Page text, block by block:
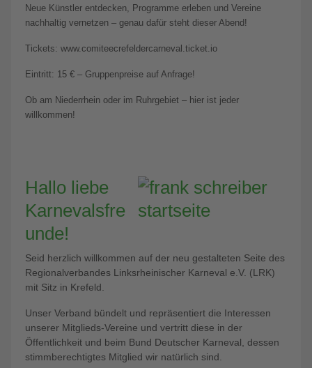
Neue Künstler entdecken, Programme erleben und Vereine
nachhaltig vernetzen – genau dafür steht dieser Abend!
Tickets: www.comiteecrefeldercarneval.ticket.io
Eintritt: 15 € – Gruppenpreise auf Anfrage!
Ob am Niederrhein oder im Ruhrgebiet – hier ist jeder
willkommen!
Hallo liebe
Karnevalsfre
unde!
Seid herzlich willkommen auf der neu gestalteten Seite des
Regionalverbandes Linksrheinischer Karneval e.V. (LRK)
mit Sitz in Krefeld.
Unser Verband bündelt und repräsentiert die Interessen
unserer Mitglieds-Vereine und vertritt diese in der
Öffentlichkeit und beim Bund Deutscher Karneval, dessen
stimmberechtigtes Mitglied wir natürlich sind.